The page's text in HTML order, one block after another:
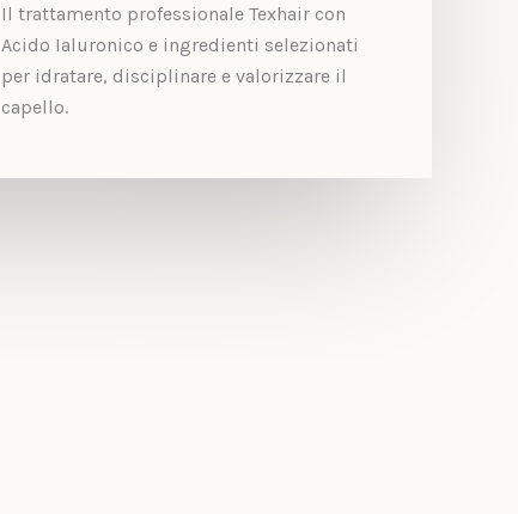
Il trattamento professionale Texhair con
Acido Ialuronico e ingredienti selezionati
per idratare, disciplinare e valorizzare il
capello.